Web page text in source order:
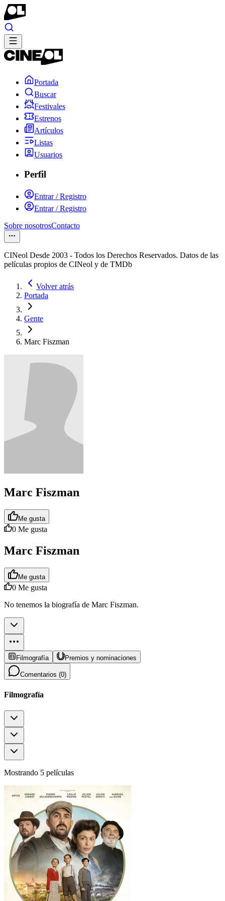
Portada
Buscar
Festivales
Estrenos
Artículos
Listas
Usuarios
Perfil
Entrar / Registro
Entrar / Registro
Sobre nosotrosContacto
CINeol Desde 2003 - Todos los Derechos Reservados. Datos de las
películas propios de CINeol y de TMDb
Volver atrás
Portada
Gente
Marc Fiszman
Marc Fiszman
Me gusta
0 Me gusta
Marc Fiszman
Me gusta
0 Me gusta
No tenemos la biografía de Marc Fiszman.
Filmografía Premios y nominaciones
Comentarios (0)
Filmografía
Mostrando 5 películas